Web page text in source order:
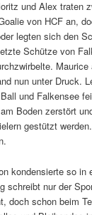
und Alex traten
von HCF an,
legten sich den
Schütze von
nun unter Druck.
und Falkensee
Boden zerstört
gestützt
kondensierte so in
schreibt nur der
doch schon beim